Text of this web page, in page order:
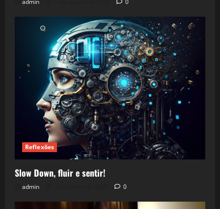
admin 0
Reflexões
Slow Down, fluir e sentir!
admin 0